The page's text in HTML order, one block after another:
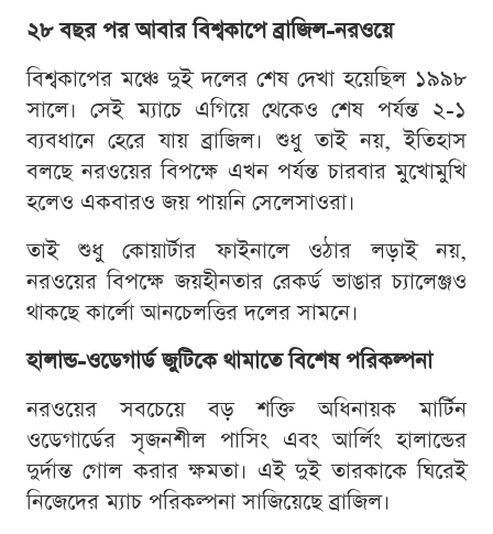
২৮ বছর পর আবার বিশ্বকাপে ব্রাজিল-নরওয়ে
বিশ্বকাপের মঞ্চে দুই দলের শেষ দেখা হয়েছিল ১৯৯৮
সালে। সেই ম্যাচে এগিয়ে থেকেও শেষ পর্যন্ত ২-১
ব্যবধানে হেরে যায় ব্রাজিল। শুধু তাই নয়, ইতিহাস
বলছে নরওয়ের বিপক্ষে এখন পর্যন্ত চারবার মুখোমুখি
হলেও একবারও জয় পায়নি সেলেসাওরা।
তাই শুধু কোয়ার্টার ফাইনালে ওঠার লড়াই নয়,
নরওয়ের বিপক্ষে জয়হীনতার রেকর্ড ভাঙার চ্যালেঞ্জও
থাকছে কার্লো আনচেলত্তির দলের সামনে।
হালান্ড-ওডেগার্ড জুটিকে থামাতে বিশেষ পরিকল্পনা
নরওয়ের সবচেয়ে বড় শক্তি অধিনায়ক মার্টিন
ওডেগার্ডের সৃজনশীল পাসিং এবং আর্লিং হালান্ডের
দুর্দান্ত গোল করার ক্ষমতা। এই দুই তারকাকে ঘিরেই
নিজেদের ম্যাচ পরিকল্পনা সাজিয়েছে ব্রাজিল।